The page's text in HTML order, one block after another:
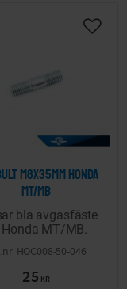
M8x35mm Honda
MT/MB
bla avgasfäste
Honda MT/MB.
HOC008-50-046
25 KR
Lägg